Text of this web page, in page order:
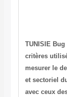
TUNISIE
critères
mesurer le
et sectoriel
avec ceux